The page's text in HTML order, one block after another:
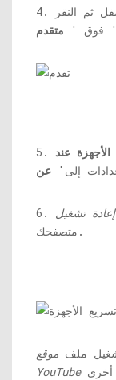
4. ما عليك فعله بعد ذلك هو التمرير لأسفل ثم النقر
فوق ' متقدم
عند
إلى' عن
إعادة تشغيل
متصفحك.
ملف موقع
YouTube